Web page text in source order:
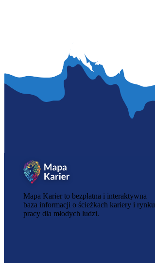
Mapa Karier to bezpłatna i interaktywna
baza informacji o ścieżkach kariery i rynku
pracy dla młodych ludzi.